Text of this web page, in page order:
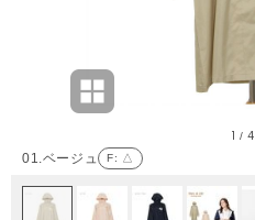
01.ベージュ F: △
1 /